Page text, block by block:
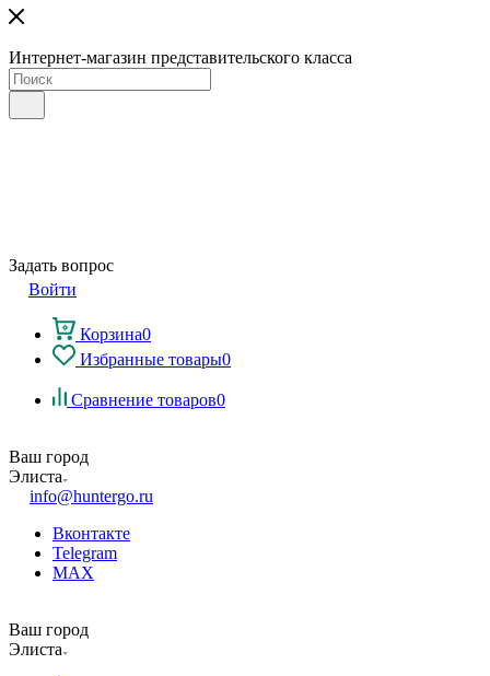
Интернет-магазин представительского класса
Задать вопрос
Войти
Корзина0
Избранные товары0
Сравнение товаров0
Ваш город
Элиста
info@huntergo.ru
Вконтакте
Telegram
MAX
Ваш город
Элиста